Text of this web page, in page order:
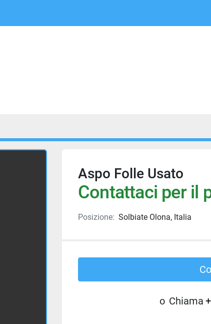
Aspo Folle Usato
Contattaci per il
Posizione: Solbiate Olona, Italia
o Chiama